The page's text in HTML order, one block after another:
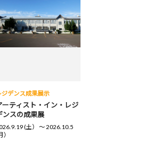
ジデンス成果展示
ーティスト・イン・レジ
ンスの成果展
(土） 〜 2026.10.5
）